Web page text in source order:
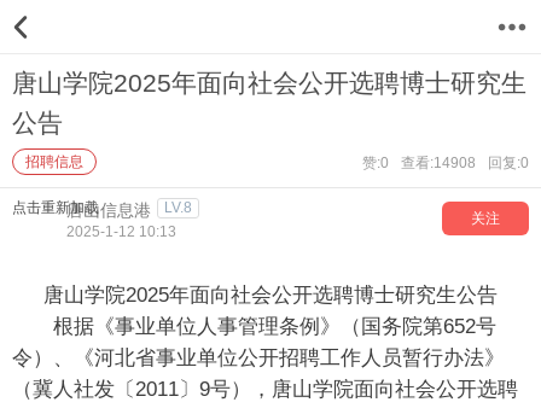
唐山学院2025年面向社会公开选聘博士研究生
公告
招聘信息 赞:0 查看:14908 回复:0
点击重新加载唐山信息港 LV.8
关注
2025-1-12 10:13
唐山学院2025年面向社会公开选聘博士研究生公告
根据《事业单位人事管理条例》（国务院第652号
令）、《河北省事业单位公开招聘工作人员暂行办法》
（冀人社发〔2011〕9号），唐山学院面向社会公开选聘